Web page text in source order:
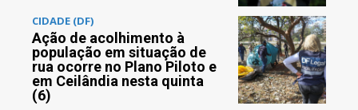
CIDADE (DF)
Ação de acolhimento à
população em situação de
rua ocorre no Plano Piloto e
em Ceilândia nesta quinta
(6)